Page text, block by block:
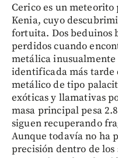
Cerico es un
Kenia, cuyo
fortuita. Dos beduinos
perdidos cuando
metálica
identificada más tarde
metálico de tipo
exóticas y llamativas
masa principal pesa
siguen recuperando
Aunque todavía no ha
precisión dentro de